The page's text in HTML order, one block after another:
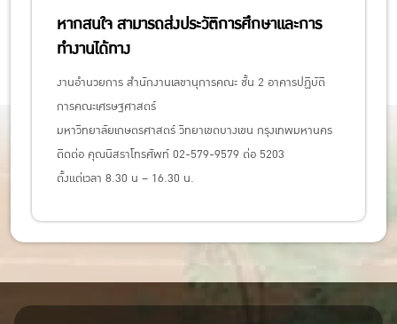
หากสนใจ สามารถส่งประวัติการศึกษาและการ
ทำงานได้ทาง
งานอำนวยการ สำนักงานเลขานุการคณะ ชั้น 2 อาคารปฏิบัติ
การคณะเศรษฐศาสตร์
มหาวิทยาลัยเกษตรศาสตร์ วิทยาเขตบางเขน กรุงเทพมหานคร
ติดต่อ คุณนิสราโทรศัพท์ 02-579-9579 ต่อ 5203
ตั้งแต่เวลา 8.30 น – 16.30 น.